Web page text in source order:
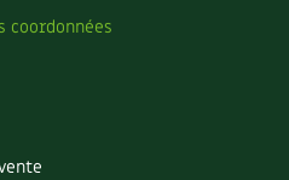
coordonnées